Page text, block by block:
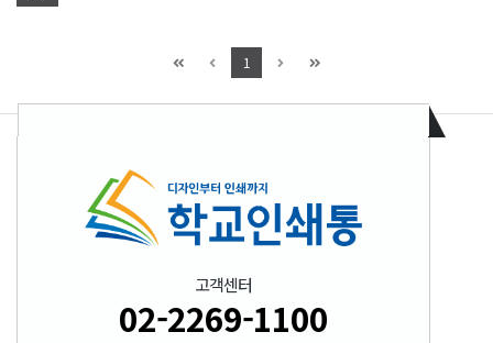
1
고객센터
02-2269-1100